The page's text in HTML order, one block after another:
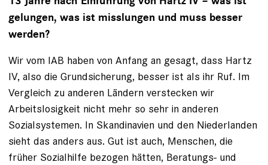
gelungen, was ist misslungen und muss besser
werden?
Wir vom IAB haben von Anfang an gesagt, dass Hartz
IV, also die Grundsicherung, besser ist als ihr Ruf. Im
Vergleich zu anderen Ländern verstecken wir
Arbeitslosigkeit nicht mehr so sehr in anderen
Sozialsystemen. In Skandinavien und den Niederlanden
sieht das anders aus. Gut ist auch, Menschen, die
früher Sozialhilfe bezogen hätten, Beratungs- und